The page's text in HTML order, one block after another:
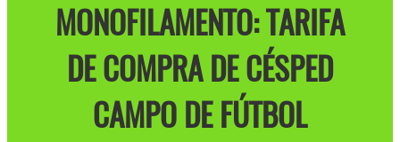
MONOFILAMENTO: TARIFA
DE COMPRA DE CÉSPED
CAMPO DE FÚTBOL